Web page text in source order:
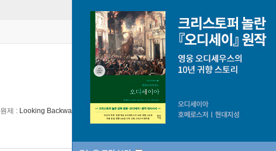
원제 : Looking Backward : 2000∼1887